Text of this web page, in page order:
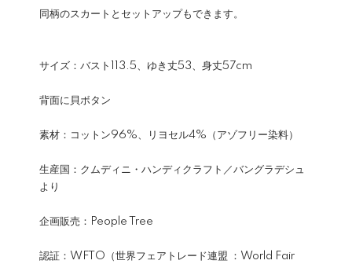
同柄のスカートとセットアップもできます。
サイズ：バスト113.5、ゆき丈53、身丈57cm
背面に貝ボタン
素材：コットン96%、リヨセル4%（アゾフリー染料）
生産国：クムディニ・ハンディクラフト／バングラデシュ
より
企画販売：People Tree
認証：WFTO（世界フェアトレード連盟 ：World Fair